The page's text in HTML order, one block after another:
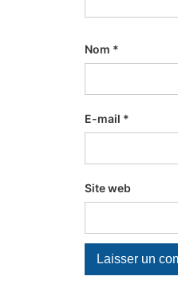
Nom *
E-mail *
Site web